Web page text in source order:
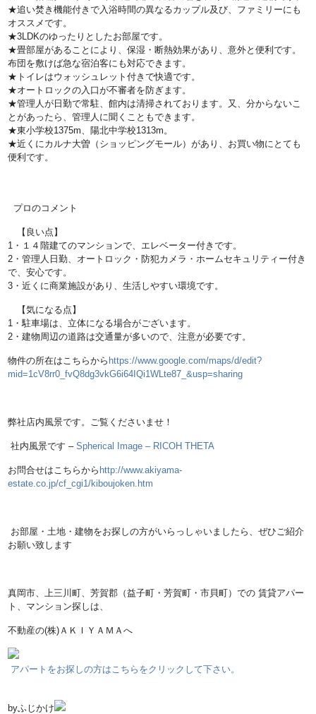
★追い焚き機能付きで入浴時間の異なるカップル及び、ファミリーにも
オススメです。
★3LDKのゆったりとしたお部屋です。
★畳部屋があることにより、保湿・断熱効果があり、意外と便利です。
布団を敷けば急な宿泊客にも対応できます。
★トイレはウォッシュレット付きで快適です。
★オートロックの入口が不審者を防ぎます。
★管理人が日勤で常駐、館内は清掃されております。又、分からないこ
とがあったら、管理人に聞くこともできます。
★東小学校1375m、陽北中学校1313m。
★近くにカルナ大曽（ショッピングモール）があり、お買い物にとても
便利です。
プロのコメント
【良い点】
1・１４階建てのマンションで、エレベーター付きです。
2・管理人日勤、オートロック・防犯カメラ・ホームセキュリティー付き
で、安心です。
3・近くに商業施設があり、生活しやすい環境です。
【気になる点】
1・駐車場は、立体になる場合がございます。
2・建物周辺の道路は交通量が多いので、注意が必要です。
物件の所在はこちらから https://www.google.com/maps/d/edit?
mid=1cV8rr0_fvQ8dg3vkG6i64IQi1WLte87_&usp=sharing
弊社店内風景です。ご覧くださいませ！
社内風景です –Spherical Image – RICOH THETA
お問合せはこちらから http://www.akiyama-
estate.co.jp/cf_cgi1/kiboujoken.htm
お部屋・土地・建物をお探しの方がいらっしゃいましたら、ぜひご紹介
お願い致します
真岡市、上三川町、芳賀郡（益子町・芳賀町・市貝町）での 賃貸アパー
ト、マンション探しは、
不動産の(株)ＡＫＩＹＡＭＡへ
アパートをお探しの方はこちらをクリックして下さい。
byふじかけ